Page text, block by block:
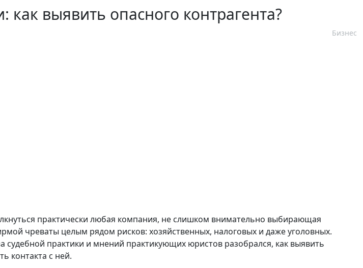
выявить опасного контрагента?
Бизнес
практически любая компания, не слишком внимательно выбирающая
чреваты целым рядом рисков: хозяйственных, налоговых и даже уголовных.
судебной практики и мнений практикующих юристов разобрался, как выявить
контакта с ней.